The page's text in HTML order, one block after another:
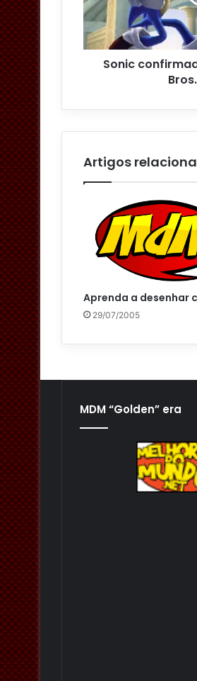
r
e
ç
o
m
Sonic
Artigos
Aprenda a desenhar
29/07/2005
MDM “Golden” era